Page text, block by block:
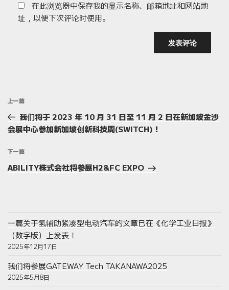
在此浏览器中保存我的显示名称、邮箱地址和网站地
址，以便下次评论时使用。
导
航
上
一
篇
章
上一篇
我们将于 2023 年 10 月 31 日至 11 月 2 日在新加坡金沙
会展中心参加新加坡创新科技周(SWITCH)！
下
一
下一篇
ABILITY株式会社将参展H2&FC EXPO
一篇关于氢辅助紧凑型电动汽车的文章已在《化学工业日报》
（数字版）上发表！
2025年12月17日
我们将参展GATEWAY Tech TAKANAWA2025
2025年5月8日